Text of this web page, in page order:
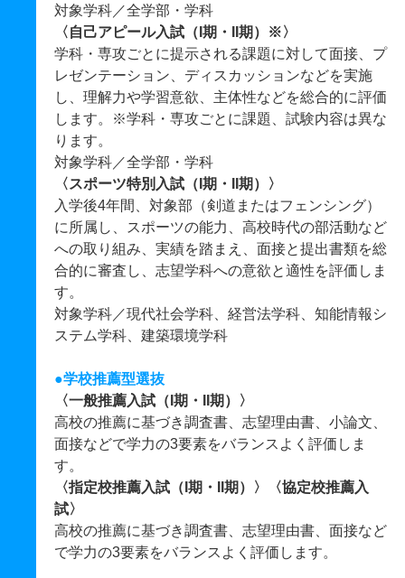
対象学科／全学部・学科
〈自己アピール入試（I期・II期）※〉
学科・専攻ごとに提示される課題に対して面接、プ
レゼンテーション、ディスカッションなどを実施
し、理解力や学習意欲、主体性などを総合的に評価
します。※学科・専攻ごとに課題、試験内容は異な
ります。
対象学科／全学部・学科
〈スポーツ特別入試（I期・II期）〉
入学後4年間、対象部（剣道またはフェンシング）
に所属し、スポーツの能力、高校時代の部活動など
への取り組み、実績を踏まえ、面接と提出書類を総
合的に審査し、志望学科への意欲と適性を評価しま
す。
対象学科／現代社会学科、経営法学科、知能情報シ
ステム学科、建築環境学科
●学校推薦型選抜
〈一般推薦入試（I期・II期）〉
高校の推薦に基づき調査書、志望理由書、小論文、
面接などで学力の3要素をバランスよく評価しま
す。
〈指定校推薦入試（I期・II期）〉〈協定校推薦入
試〉
高校の推薦に基づき調査書、志望理由書、面接など
で学力の3要素をバランスよく評価します。